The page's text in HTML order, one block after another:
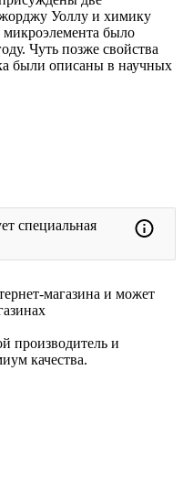
Уоллу и химику
было
Чуть позже свойства
были описаны в научных
специальная
магазина и может
производитель и
качества.